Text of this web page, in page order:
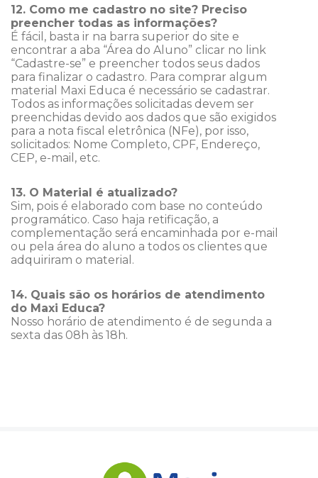
12. Como me cadastro no site? Preciso
preencher todas as informações?
É fácil, basta ir na barra superior do site e
encontrar a aba “Área do Aluno” clicar no link
“Cadastre-se” e preencher todos seus dados
para finalizar o cadastro. Para comprar algum
material Maxi Educa é necessário se cadastrar.
Todos as informações solicitadas devem ser
preenchidas devido aos dados que são exigidos
para a nota fiscal eletrônica (NFe), por isso,
solicitados: Nome Completo, CPF, Endereço,
CEP, e-mail, etc.
13. O Material é atualizado?
Sim, pois é elaborado com base no conteúdo
programático. Caso haja retificação, a
complementação será encaminhada por e-mail
ou pela área do aluno a todos os clientes que
adquiriram o material.
14. Quais são os horários de atendimento
do Maxi Educa?
Nosso horário de atendimento é de segunda a
sexta das 08h às 18h.